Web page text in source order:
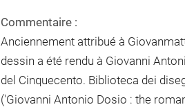
Commentaire :
Anciennement attribué à
dessin a été rendu à Giovanni
del Cinquecento. Biblioteca dei
('Giovanni Antonio Dosio : the